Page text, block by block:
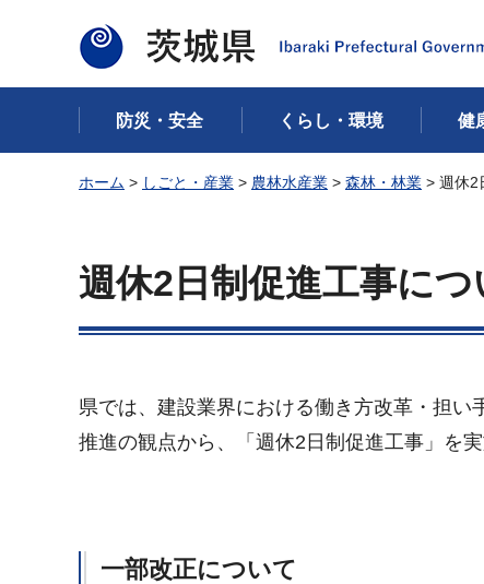
茨城県
防災・安全 くらし・環境 健
ホーム > しごと・産業 > 農林水産業 > 森林・林業 > 週休2
週休2日制促進工事につ
県では、建設業界における働き方改革・担
推進の観点から、「週休2日制促進工事」を実
一部改正について